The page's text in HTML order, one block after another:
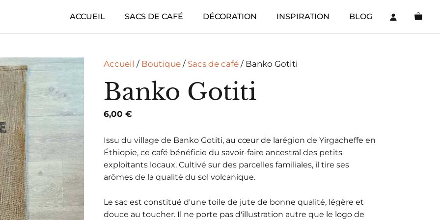
ACCUEIL SACS DE CAFÉ DÉCORATION INSPIRATION BLOG
Accueil / Boutique/ Sacs de café/ Banko Gotiti
Banko Gotiti
6,00 €
Issu du village de Banko Gotiti, au cœur de larégion de Yirgacheffe en
Éthiopie, ce café bénéficie du savoir-faire ancestral des petits
exploitants locaux. Cultivé sur des parcelles familiales, il tire ses
arômes de la qualité du sol volcanique.
Le sac est constitué d'une toile de jute de bonne qualité, légère et
douce au toucher. Il ne porte pas d'illustration autre que le logo de
Gotiti